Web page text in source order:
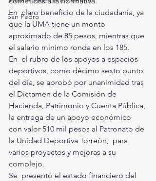
San Pedro
En  claro beneficio de la ciudadanía, ya
que la UMA tiene un monto
aproximado de 85 pesos, mientras que
el salario mínimo ronda en los 185.
En  el rubro de los apoyos a espacios
deportivos, como décimo sexto punto
del día, se aprobó por unanimidad tras
el Dictamen de la Comisión de
Hacienda, Patrimonio y Cuenta Pública,
la entrega de un apoyo económico
con valor 510 mil pesos al Patronato de
la Unidad Deportiva Torreón,  para
varios proyectos y mejoras a su
complejo.
Se  presentó el estado financiero del